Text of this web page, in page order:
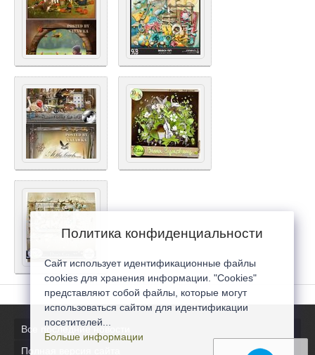
Все последние новости
Полная версия сайта
Политика конфиденциальности
Сайт использует идентификационные файлы
cookies для хранения информации. "Cookies"
представляют собой файлы, которые могут
использоваться сайтом для идентификации
посетителей...
Больше информации